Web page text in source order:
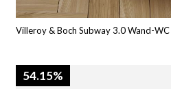
Villeroy & Boch Subway 3.0 Wand-
54.15%